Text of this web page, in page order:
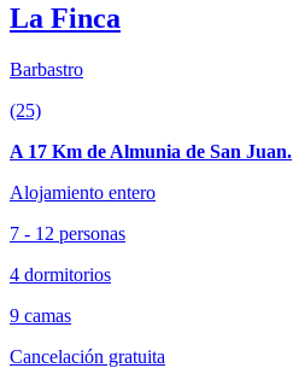
La Finca
Barbastro
(25)
A 17 Km de Almunia de San Juan.
Alojamiento entero
7 - 12 personas
4 dormitorios
9 camas
Cancelación gratuita